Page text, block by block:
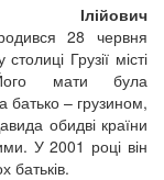
Ілійович
28 червня
Грузії місті
мати була
батько – грузином,
обидві країни
У 2001 році він
батьків.